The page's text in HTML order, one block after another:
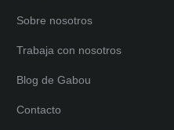
Sobre nosotros
Trabaja con nosotros
Blog de Gabou
Contacto